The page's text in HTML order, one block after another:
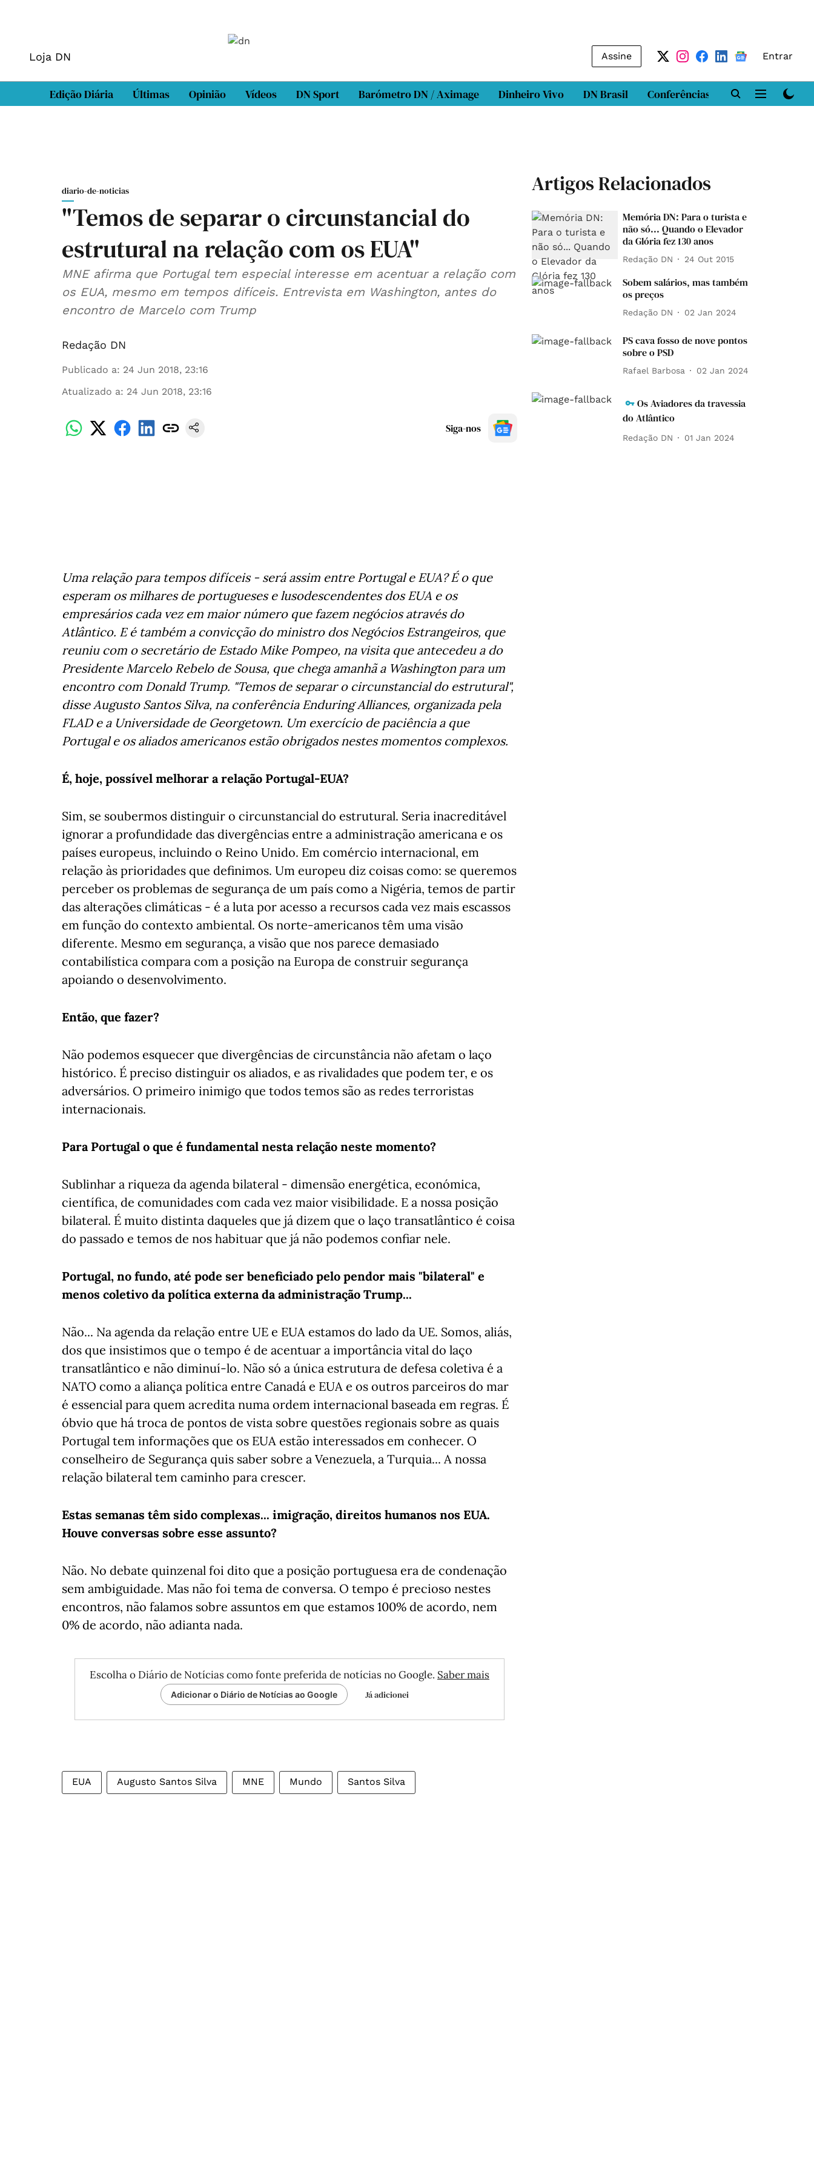
Loja DN Assine Entrar
Edição Diária Últimas Opinião Vídeos DN Sport Barómetro DN / Aximage Dinheiro Vivo DN Brasil Conferências DN LAB
diario-de-noticias
"Temos de separar o circunstancial do
estrutural na relação com os EUA"
MNE afirma que Portugal tem especial interesse em acentuar a relação com
os EUA, mesmo em tempos difíceis. Entrevista em Washington, antes do
encontro de Marcelo com Trump
Redação DN
Publicado a: 24 Jun 2018, 23:16
Atualizado a: 24 Jun 2018, 23:16
Siga-nos
Uma relação para tempos difíceis - será assim entre Portugal e EUA? É o que
esperam os milhares de portugueses e lusodescendentes dos EUA e os
empresários cada vez em maior número que fazem negócios através do
Atlântico. E é também a convicção do ministro dos Negócios Estrangeiros, que
reuniu com o secretário de Estado Mike Pompeo, na visita que antecedeu a do
Presidente Marcelo Rebelo de Sousa, que chega amanhã a Washington para um
encontro com Donald Trump. "Temos de separar o circunstancial do estrutural",
disse Augusto Santos Silva, na conferência Enduring Alliances, organizada pela
FLAD e a Universidade de Georgetown. Um exercício de paciência a que
Portugal e os aliados americanos estão obrigados nestes momentos complexos.
É, hoje, possível melhorar a relação Portugal-EUA?
Sim, se soubermos distinguir o circunstancial do estrutural. Seria inacreditável
ignorar a profundidade das divergências entre a administração americana e os
países europeus, incluindo o Reino Unido. Em comércio internacional, em
relação às prioridades que definimos. Um europeu diz coisas como: se queremos
perceber os problemas de segurança de um país como a Nigéria, temos de partir
das alterações climáticas - é a luta por acesso a recursos cada vez mais escassos
em função do contexto ambiental. Os norte-americanos têm uma visão
diferente. Mesmo em segurança, a visão que nos parece demasiado
contabilística compara com a posição na Europa de construir segurança
apoiando o desenvolvimento.
Então, que fazer?
Não podemos esquecer que divergências de circunstância não afetam o laço
histórico. É preciso distinguir os aliados, e as rivalidades que podem ter, e os
adversários. O primeiro inimigo que todos temos são as redes terroristas
internacionais.
Para Portugal o que é fundamental nesta relação neste momento?
Sublinhar a riqueza da agenda bilateral - dimensão energética, económica,
científica, de comunidades com cada vez maior visibilidade. E a nossa posição
bilateral. É muito distinta daqueles que já dizem que o laço transatlântico é coisa
do passado e temos de nos habituar que já não podemos confiar nele.
Portugal, no fundo, até pode ser beneficiado pelo pendor mais "bilateral" e
menos coletivo da política externa da administração Trump...
Não... Na agenda da relação entre UE e EUA estamos do lado da UE. Somos, aliás,
dos que insistimos que o tempo é de acentuar a importância vital do laço
transatlântico e não diminuí-lo. Não só a única estrutura de defesa coletiva é a
NATO como a aliança política entre Canadá e EUA e os outros parceiros do mar
é essencial para quem acredita numa ordem internacional baseada em regras. É
óbvio que há troca de pontos de vista sobre questões regionais sobre as quais
Portugal tem informações que os EUA estão interessados em conhecer. O
conselheiro de Segurança quis saber sobre a Venezuela, a Turquia... A nossa
relação bilateral tem caminho para crescer.
Estas semanas têm sido complexas... imigração, direitos humanos nos EUA.
Houve conversas sobre esse assunto?
Não. No debate quinzenal foi dito que a posição portuguesa era de condenação
sem ambiguidade. Mas não foi tema de conversa. O tempo é precioso nestes
encontros, não falamos sobre assuntos em que estamos 100% de acordo, nem
0% de acordo, não adianta nada.
Escolha o Diário de Notícias como fonte preferida de notícias no Google. Saber mais
Adicionar o Diário de Notícias ao Google Já adicionei
EUA Augusto Santos Silva MNE Mundo Santos Silva
Artigos Relacionados
Memória DN: Para o turista e
não só... Quando o Elevador
da Glória fez 130 anos
Redação DN 24 Out 2015
Sobem salários, mas também
os preços
Redação DN 02 Jan 2024
PS cava fosso de nove pontos
sobre o PSD
Rafael Barbosa 02 Jan 2024
Os Aviadores da travessia
do Atlântico
Redação DN 01 Jan 2024